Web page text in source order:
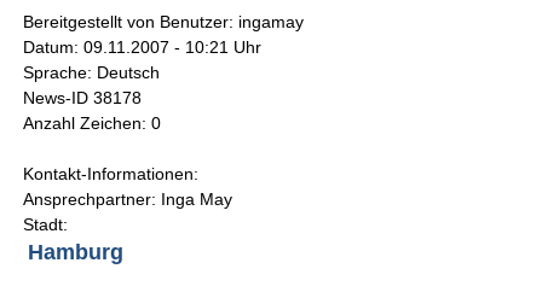
Bereitgestellt von Benutzer: ingamay
Datum: 09.11.2007 - 10:21 Uhr
Sprache: Deutsch
News-ID 38178
Anzahl Zeichen: 0
Kontakt-Informationen:
Ansprechpartner: Inga May
Stadt:
Hamburg